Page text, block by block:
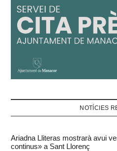
NOTÍCIES
Ariadna Lliteras mostrarà avui
continus» a Sant Llorenç